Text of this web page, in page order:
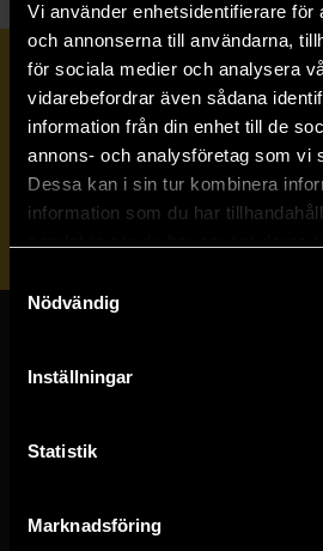
Vi använder enhetsidentifierare för
och annonserna till användarna,
för sociala medier och analysera
vidarebefordrar även sådana
information från din enhet till de
annons- och analysföretag som vi
Dessa kan i sin tur kombinera
information som du har
Nödvändig
Inställningar
Statistik
Marknadsföring
Prenumerera på
Butiker & kundtjänst
Västerlånggatan 48
Göteborgsbutiken
Kungsgatan 19